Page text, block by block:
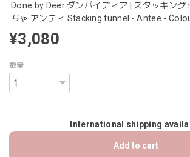
Done by Deer ダンバイディア | スタッキング
ちゃ アンティ Stacking tunnel - Antee -
¥3,080
数量
International shipping
Add to cart